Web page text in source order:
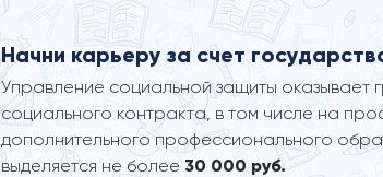
Начни карьеру за счет
Управление социальной защиты
социального контракта, в том числе на
дополнительного профессионального
выделяется не более 30 000 руб.